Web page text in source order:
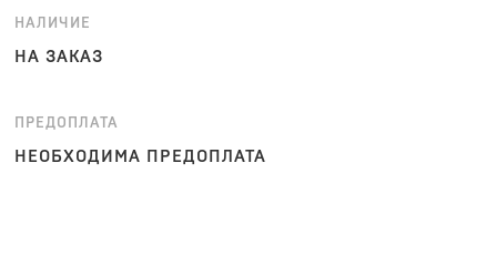
НАЛИЧИЕ
НА ЗАКАЗ
ПРЕДОПЛАТА
НЕОБХОДИМА ПРЕДОПЛАТА